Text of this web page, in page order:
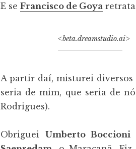
E seFrancisco de Goya
<beta.dreamstudio.ai>
A partir daí, misturei diversos
seria de mim, que seria de
Rodrigues).
Obriguei Umberto Boccioni